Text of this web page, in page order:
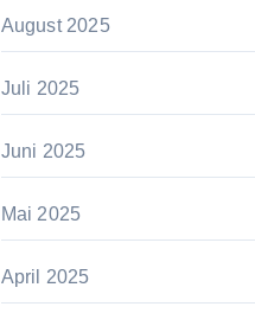
August 2025
Juli 2025
Juni 2025
Mai 2025
April 2025